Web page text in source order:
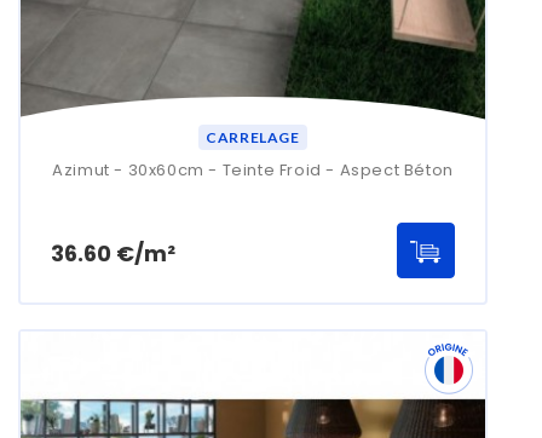
CARRELAGE
Azimut - 30x60cm - Teinte Froid - Aspect Béton
36.60 €/m²Prix